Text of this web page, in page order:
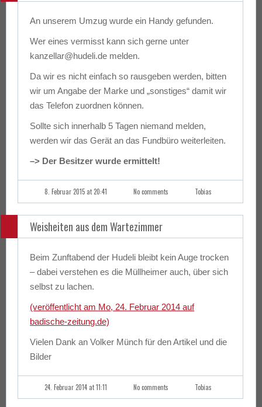
An unserem Umzug wurde ein Handy gefunden.
Wer eines vermisst kann sich gerne unter
kanzellar@hudeli.de melden.
Da wir es nicht einfach so rausgeben werden, bitten
wir um Angabe der Marke und „sonstiges“ damit wir
das Telefon zuordnen können.
Sollte sich innerhalb 5 Tagen niemand melden,
werden wir das Gerät an das Fundbüro weiterleiten.
–> Der Besitzer wurde ermittelt!
8. Februar 2015 at 20:41 No comments Tobias
Weisheiten aus dem Wartezimmer
Beim Zunftabend der Hudeli bleibt kein Auge trocken
– dabei verstehen es die Müllheimer auch, über sich
selbst zu lachen.
(veröffentlicht am Mo, 24. Februar 2014 auf
badische-zeitung.de)
Vielen Dank an Volker Münch für den Artikel und die
Bilder
24. Februar 2014 at 11:11 No comments Tobias